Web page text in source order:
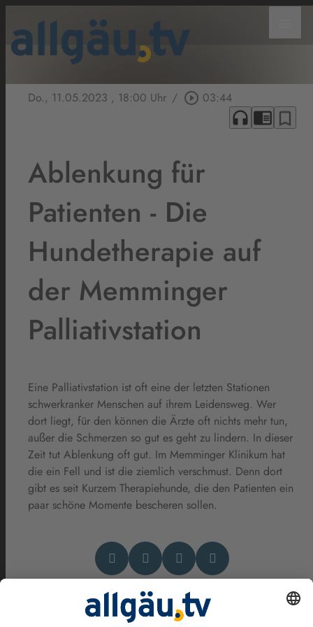
Do., 11.05.2023 , 18:00 Uhr / play_circle_outline 03:44
headphones chrome_reader_mode bookmark_border
Ablenkung für
Patienten - Die
Hundetherapie auf
der Memminger
Palliativstation
Eine Palliativstation ist oft eine der letzten Stationen
schwerkranker Menschen auf ihrem Leidensweg. Wer
dort liegt, für den können die Ärzte oft nichts mehr tun,
außer die Schmerzen so gut es geht zu lindern. In dieser
Zeit tut Ablenkung oft gut. Im Memminger Klinikum hat
die ein Fell und ist die ziemlich verschmust. Denn dort
gibt es seit Kurzem Therapiehunde, die den Patienten ein
paar schöne Momente bescheren sollen.